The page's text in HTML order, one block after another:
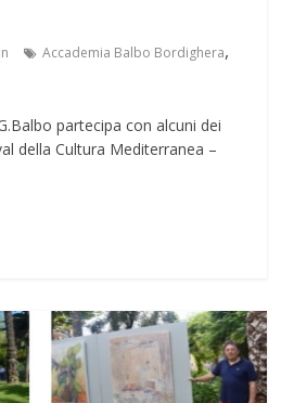
Accademia Balbo Bordighera,
partecipa con alcuni dei
della Cultura Mediterranea –